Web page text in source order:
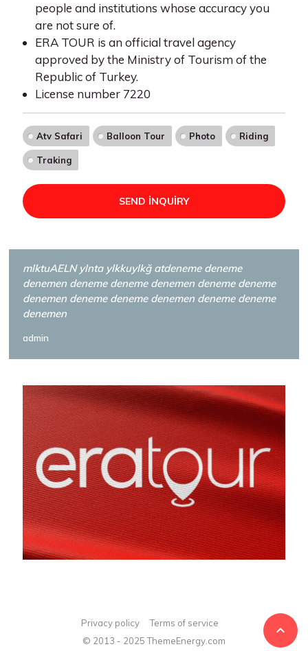
people and institutions whose accuracy you
are not sure of.
ERA TOUR is an official travel agency
approved by the Ministry of Tourism of the
Republic of Turkey.
License number 7220
Atv Safari Balloon Tour Photo Riding
Traking
SEND INQUIRY
mlktuAELN ylnta ylkkuylkğ atdeneme deneme
denemen deneme deneme denemen deneme deneme
denemen deneme deneme denemen deneme deneme
denemen
admin
© 2013 - 2025 ThemeEnergy.com
Privacy policy Terms of service 